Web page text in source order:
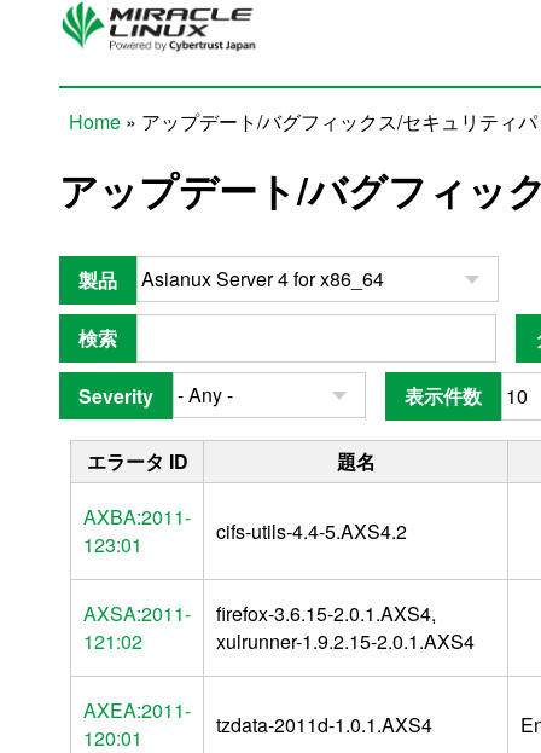
Skip to main content
Home » アップデート/バグフィックス/セキュリティ
アップデート/バグフィッ
製品
検索
Severity 表示件数
エラータ ID
題名
AXBA:2011-
123:01
cifs-utils-4.4-5.AXS4.2
AXSA:2011-
121:02
firefox-3.6.15-2.0.1.AXS4,
xulrunner-1.9.2.15-2.0.1.AXS4
AXEA:2011-
120:01
tzdata-2011d-1.0.1.AXS4